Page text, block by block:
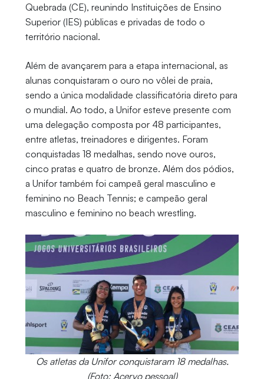
Quebrada (CE), reunindo Instituições de Ensino
Superior (IES) públicas e privadas de todo o
território nacional.
Além de avançarem para a etapa internacional, as
alunas conquistaram o ouro no vôlei de praia,
sendo a única modalidade classificatória direto para
o mundial. Ao todo, a Unifor esteve presente com
uma delegação composta por 48 participantes,
entre atletas, treinadores e dirigentes. Foram
conquistadas 18 medalhas, sendo nove ouros,
cinco pratas e quatro de bronze. Além dos pódios,
a Unifor também foi campeã geral masculino e
feminino no Beach Tennis; e campeão geral
masculino e feminino no beach wrestling.
Os atletas da Unifor conquistaram 18 medalhas.
(Foto: Acervo pessoal)